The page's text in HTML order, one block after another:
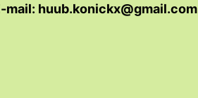
huub.konickx@gmail.com